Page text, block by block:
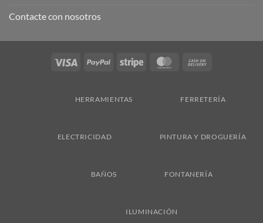
Contacte con nosotros
Visa PayPal Stripe MasterCard
HERRAMIENTAS FERRETERÍA
ELECTRICIDAD PINTURA Y DROGUERÍA
BAÑOS FONTANERÍA
ILUMINACIÓN